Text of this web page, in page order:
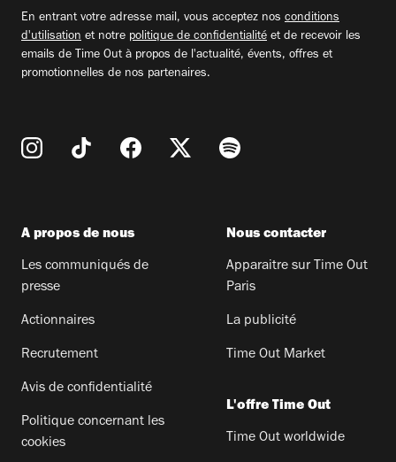
En entrant votre adresse mail, vous acceptez nos conditions
d'utilisation et notre politique de confidentialité et de recevoir les
emails de Time Out à propos de l'actualité, évents, offres et
promotionnelles de nos partenaires.
A propos de nous
Les communiqués de
presse
Actionnaires
Recrutement
Avis de confidentialité
Politique concernant les
cookies
Nous contacter
Apparaitre sur Time Out
Paris
La publicité
Time Out Market
L'offre Time Out
Time Out worldwide